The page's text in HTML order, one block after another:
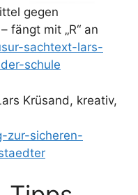
gegen
fängt mit „R“ an
sachtext-lars-
schule
Krüsand, kreativ,
zur-sicheren-